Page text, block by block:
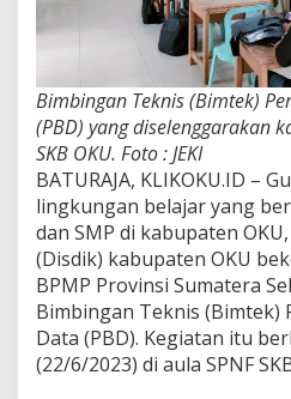
Bimbingan Teknis (Bimtek)
(PBD) yang diselenggarakan
SKB OKU. Foto : JEKI
BATURAJA, KLIKOKU.ID –
lingkungan belajar yang
dan SMP di kabupaten
(Disdik) kabupaten OKU
BPMP Provinsi Sumatera
Bimbingan Teknis (Bimtek)
Data (PBD). Kegiatan itu
(22/6/2023) di aula SPNF